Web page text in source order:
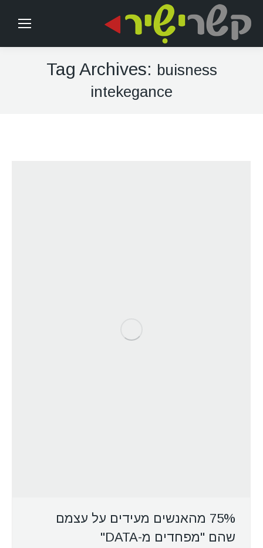
Tag Archives: buisness
intekegance
75% מהאנשים מעידים על עצמם
שהם "מפחדים מ-DATA"